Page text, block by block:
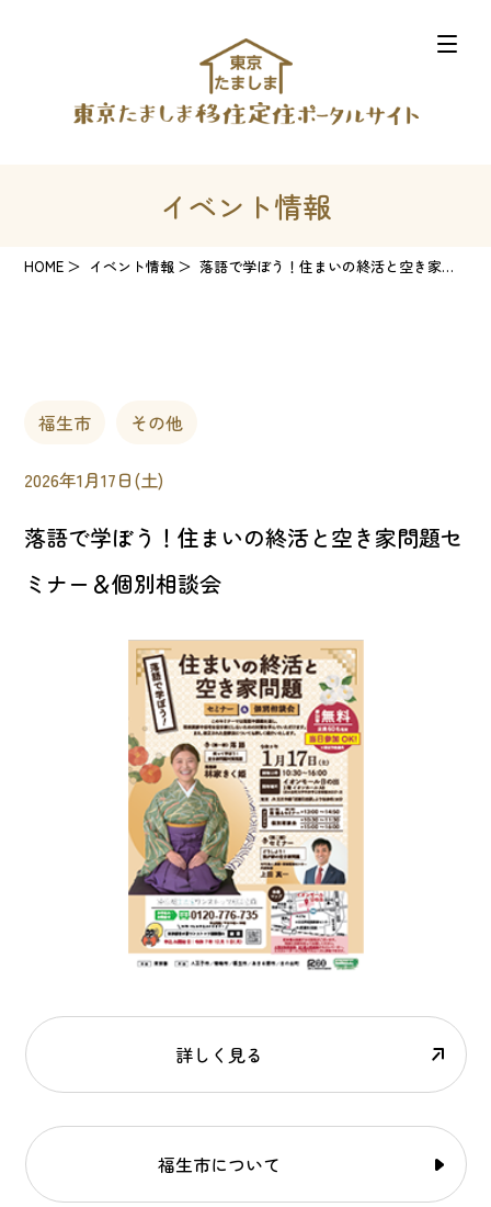
イベント情報
HOME イベント情報 落語で学ぼう！住まいの終活と空き家問題セミナー＆個別相談会
福生市 その他
2026年1月17日(土)
落語で学ぼう！住まいの終活と空き家問題セ
ミナー＆個別相談会
詳しく見る
福生市について